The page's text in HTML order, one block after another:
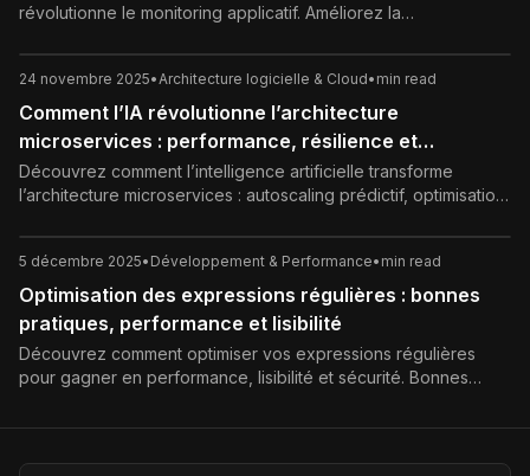
révolutionne le monitoring applicatif. Améliorez la
détection des causes racines grâce à l'APM intelligent.
24 novembre 2025•Architecture logicielle & Cloud• min read
Comment l’IA révolutionne l’architecture
microservices : performance, résilience et
observabilité intelligente
Découvrez comment l’intelligence artificielle transforme
l’architecture microservices : autoscaling prédictif, optimisation
adaptative et meilleures pratiques pour concevoir des
systèmes cloud-native résilients.
5 décembre 2025• Développement & Performance• min read
Optimisation des expressions régulières : bonnes
pratiques, performance et lisibilité
Découvrez comment optimiser vos expressions régulières
pour gagner en performance, lisibilité et sécurité. Bonnes
production.